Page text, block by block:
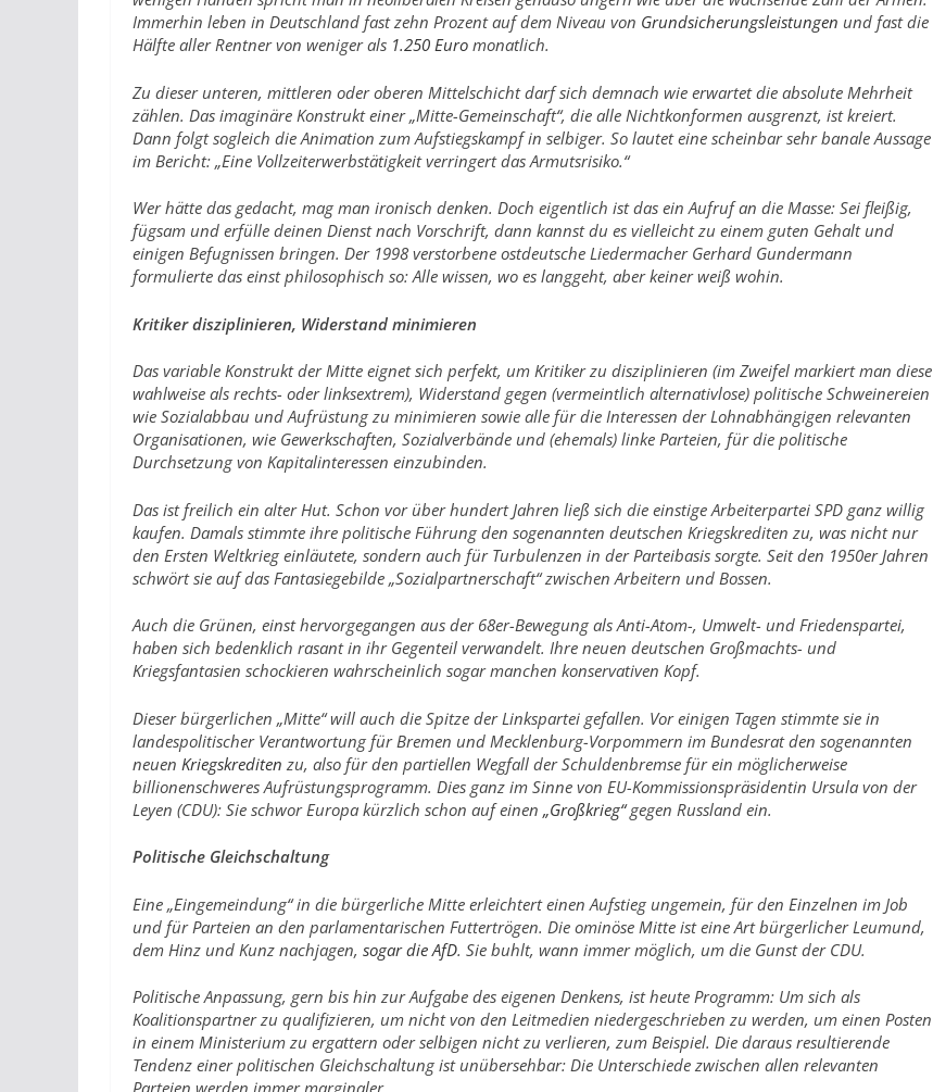
Immerhin leben in Deutschland fast zehn Prozent auf dem Niveau von Grundsicherungsleistungen und fast die
Hälfte aller Rentner von weniger als 1.250 Euro monatlich.
Zu dieser unteren, mittleren oder oberen Mittelschicht darf sich demnach wie erwartet die absolute Mehrheit
zählen. Das imaginäre Konstrukt einer „Mitte-Gemeinschaft“, die alle Nichtkonformen ausgrenzt, ist kreiert.
Dann folgt sogleich die Animation zum Aufstiegskampf in selbiger. So lautet eine scheinbar sehr banale Aussage
im Bericht: „Eine Vollzeiterwerbstätigkeit verringert das Armutsrisiko.“
Wer hätte das gedacht, mag man ironisch denken. Doch eigentlich ist das ein Aufruf an die Masse: Sei fleißig,
fügsam und erfülle deinen Dienst nach Vorschrift, dann kannst du es vielleicht zu einem guten Gehalt und
einigen Befugnissen bringen. Der 1998 verstorbene ostdeutsche Liedermacher Gerhard Gundermann
formulierte das einst philosophisch so: Alle wissen, wo es langgeht, aber keiner weiß wohin.
Kritiker disziplinieren, Widerstand minimieren
Das variable Konstrukt der Mitte eignet sich perfekt, um Kritiker zu disziplinieren (im Zweifel markiert man diese
wahlweise als rechts- oder linksextrem), Widerstand gegen (vermeintlich alternativlose) politische Schweinereien
wie Sozialabbau und Aufrüstung zu minimieren sowie alle für die Interessen der Lohnabhängigen relevanten
Organisationen, wie Gewerkschaften, Sozialverbände und (ehemals) linke Parteien, für die politische
Durchsetzung von Kapitalinteressen einzubinden.
Das ist freilich ein alter Hut. Schon vor über hundert Jahren ließ sich die einstige Arbeiterpartei SPD ganz willig
kaufen. Damals stimmte ihre politische Führung den sogenannten deutschen Kriegskrediten zu, was nicht nur
den Ersten Weltkrieg einläutete, sondern auch für Turbulenzen in der Parteibasis sorgte. Seit den 1950er Jahren
schwört sie auf das Fantasiegebilde „Sozialpartnerschaft“ zwischen Arbeitern und Bossen.
Auch die Grünen, einst hervorgegangen aus der 68er-Bewegung als Anti-Atom-, Umwelt- und Friedenspartei,
haben sich bedenklich rasant in ihr Gegenteil verwandelt. Ihre neuen deutschen Großmachts- und
Kriegsfantasien schockieren wahrscheinlich sogar manchen konservativen Kopf.
Dieser bürgerlichen „Mitte“ will auch die Spitze der Linkspartei gefallen. Vor einigen Tagen stimmte sie in
landespolitischer Verantwortung für Bremen und Mecklenburg-Vorpommern im Bundesrat den sogenannten
neuen Kriegskrediten zu, also für den partiellen Wegfall der Schuldenbremse für ein möglicherweise
billionenschweres Aufrüstungsprogramm. Dies ganz im Sinne von EU-Kommissionspräsidentin Ursula von der
Leyen (CDU): Sie schwor Europa kürzlich schon auf einen „Großkrieg“gegen Russland ein.
Politische Gleichschaltung
Eine „Eingemeindung“ in die bürgerliche Mitte erleichtert einen Aufstieg ungemein, für den Einzelnen im Job
und für Parteien an den parlamentarischen Futtertrögen. Die ominöse Mitte ist eine Art bürgerlicher Leumund,
dem Hinz und Kunz nachjagen, sogar die AfD. Sie buhlt, wann immer möglich, um die Gunst der CDU.
Politische Anpassung, gern bis hin zur Aufgabe des eigenen Denkens, ist heute Programm: Um sich als
Koalitionspartner zu qualifizieren, um nicht von den Leitmedien niedergeschrieben zu werden, um einen Posten
in einem Ministerium zu ergattern oder selbigen nicht zu verlieren, zum Beispiel. Die daraus resultierende
Tendenz einer politischen Gleichschaltung ist unübersehbar: Die Unterschiede zwischen allen relevanten